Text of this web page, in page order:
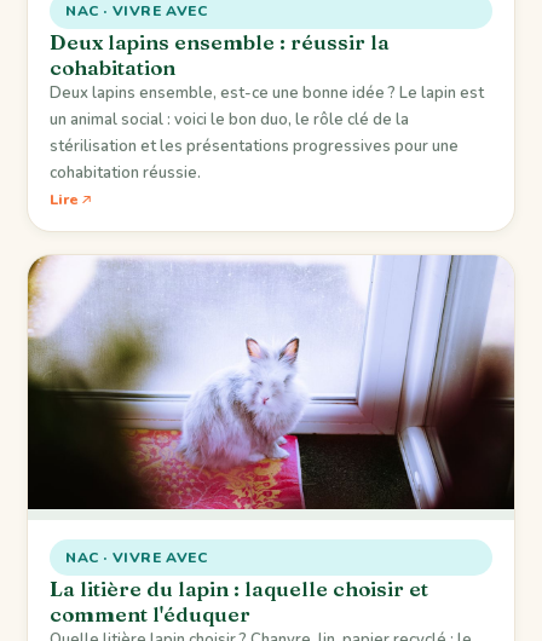
NAC · VIVRE AVEC
Deux lapins ensemble : réussir la
cohabitation
Deux lapins ensemble, est-ce une bonne idée ? Le lapin est
un animal social : voici le bon duo, le rôle clé de la
stérilisation et les présentations progressives pour une
cohabitation réussie.
Lire
NAC · VIVRE AVEC
La litière du lapin : laquelle choisir et
comment l'éduquer